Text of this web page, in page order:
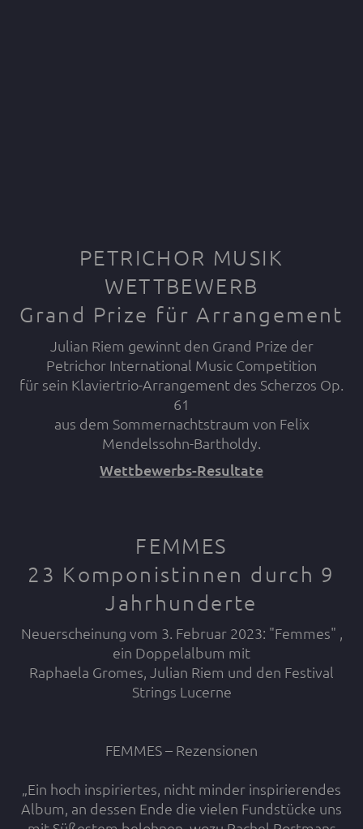
PETRICHOR MUSIK
WETTBEWERB
Grand Prize für Arrangement
Julian Riem gewinnt den Grand Prize der
Petrichor International Music Competition
für sein Klaviertrio-Arrangement des Scherzos Op.
61
aus dem Sommernachtstraum von Felix
Wettbewerbs-Resultate
FEMMES
23 Komponistinnen durch 9
Jahrhunderte
Neuerscheinung vom 3. Februar 2023: "Femmes" ,
ein Doppelalbum mit
Raphaela Gromes, Julian Riem und den Festival
Strings Lucerne
FEMMES – Rezensionen
„Ein hoch inspiriertes, nicht minder inspirierendes
Album, an dessen Ende die vielen Fundstücke uns